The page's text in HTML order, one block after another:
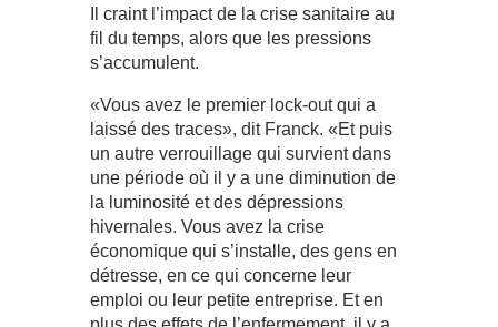
Il craint l’impact de la crise sanitaire au
fil du temps, alors que les pressions
s’accumulent.
«Vous avez le premier lock-out qui a
laissé des traces», dit Franck. «Et puis
un autre verrouillage qui survient dans
une période où il y a une diminution de
la luminosité et des dépressions
hivernales. Vous avez la crise
économique qui s’installe, des gens en
détresse, en ce qui concerne leur
emploi ou leur petite entreprise. Et en